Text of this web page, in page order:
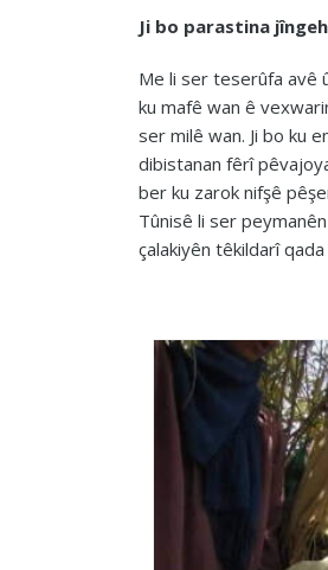
Ji bo parastina
Me li ser teserûfa avê
ku mafê wan ê
ser milê wan. Ji bo ku
dibistanan fêrî
ber ku zarok nifşê
Tûnisê li ser
çalakiyên têkildarî